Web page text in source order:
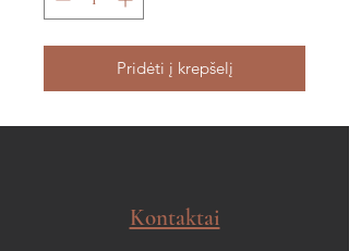
Pridėti į krepšelį
Kontaktai